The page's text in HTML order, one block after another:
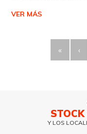
VER MÁS
« ‹
Y LOS